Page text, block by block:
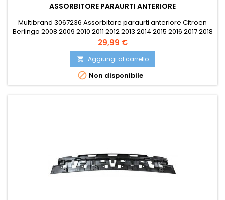
ASSORBITORE PARAURTI ANTERIORE
Multibrand 3067236 Assorbitore paraurti anteriore Citroen
Berlingo 2008 2009 2010 2011 2012 2013 2014 2015 2016 2017 2018
Citroen Berlingo Multispace 2008 2009 2010 2011 2012 2013
2014 2015 2016 2017 2018 Peugeot Partner 2008 2009 2010 2011
2012 2013 Peugeot Partner 2013 2014 2015 2016 2017 2018
Peugeot Partner Tepee 2008 2009 2010 2011 2012 2013...
Prezzo
29,99 €
 Aggiungi al carrello
 Non disponibile